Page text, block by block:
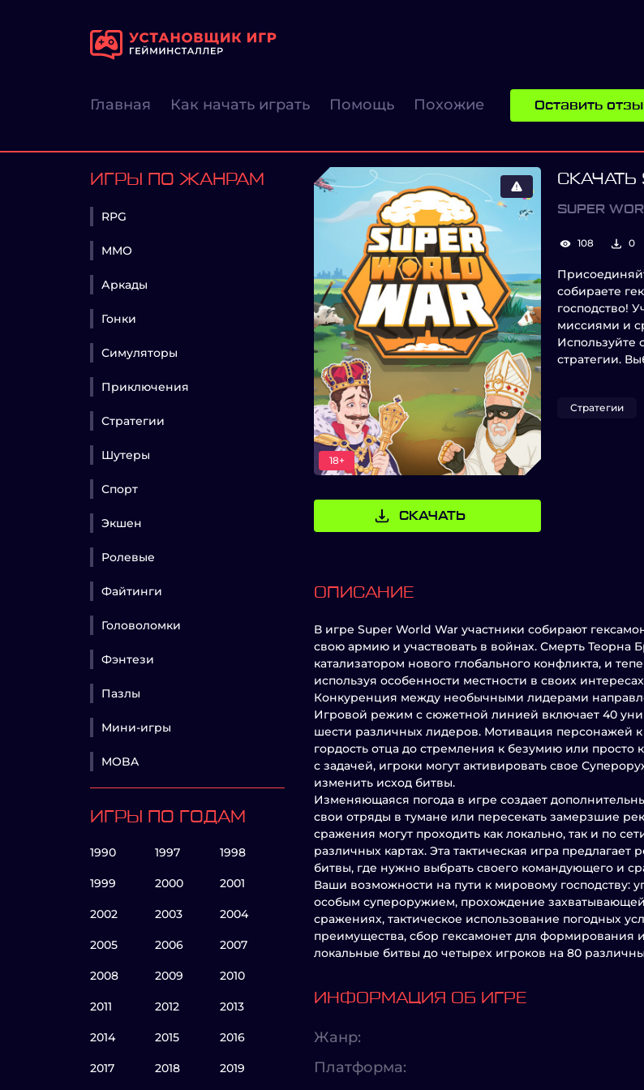
Главная Как начать играть Помощь Похожие Оставить
ИГРЫ ПО ЖАНРАМ
RPG
MMO
Аркады
Гонки
Симуляторы
Приключения
Стратегии
Шутеры
Спорт
Экшен
Ролевые
Файтинги
Головоломки
Фэнтези
Пазлы
Мини-игры
MOBA
ИГРЫ ПО ГОДАМ
1990 1997 1998
1999 2000 2001
2002 2003 2004
2005 2006 2007
2008 2009 2010
2011 2012 2013
2014 2015 2016
2017 2018 2019
18+
СКАЧАТЬ
СКАЧАТЬ
SUPER
108 0
собираете
господство!
миссиями и
Используйте
стратегии.
Стратегии
ОПИСАНИЕ
В игре Super World War участники собирают
свою армию и участвовать в войнах. Смерть Теорна
катализатором нового глобального конфликта, и
используя особенности местности в своих
Конкуренция между необычными лидерами
Игровой режим с сюжетной линией включает 40
шести различных лидеров. Мотивация персонажей
гордость отца до стремления к безумию или
с задачей, игроки могут активировать свое
изменить исход битвы.
Изменяющаяся погода в игре создает
свои отряды в тумане или пересекать замерзшие
сражения могут проходить как локально, так и по
различных картах. Эта тактическая игра
битвы, где нужно выбрать своего командующего и
Ваши возможности на пути к мировому господству:
особым супероружием, прохождение
сражениях, тактическое использование погодных
преимущества, сбор гексамонет для
локальные битвы до четырех игроков на 80
ИНФОРМАЦИЯ ОБ ИГРЕ
Жанр:
Платформа: